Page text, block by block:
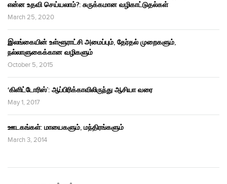
என்ன உதவி செய்யலாம்?: சுருக்கமான வழிகாட்டுதல்கள்
March 25, 2020
இலங்கையின் உள்ளூராட்சி அமைப்பும், தேர்தல் முறைகளும்,
நல்லாளுகைக்கான வழிகளும்
October 5, 2015
‘கிளிட்டோரிஸ்’: ஆப்பிரிக்காவிலிருந்து ஆசியா வரை
May 1, 2017
ஊடகங்கள்: மாயைகளும், மந்திரங்களும்
March 3, 2014